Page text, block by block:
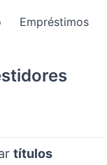
Empréstimos
títulos